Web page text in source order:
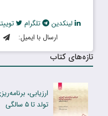
لینکدین تلگرام
ارسال با ایمیل:
تازه‌های کتاب
ارزیابی،
تولد تا ۵ سالگی